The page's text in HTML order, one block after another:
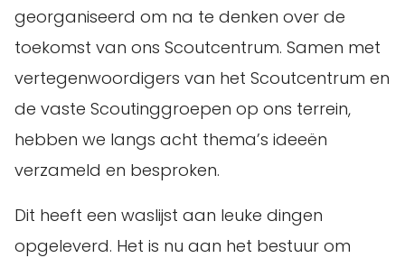
georganiseerd om na te denken over de
toekomst van ons Scoutcentrum. Samen met
vertegenwoordigers van het Scoutcentrum en
de vaste Scoutinggroepen op ons terrein,
hebben we langs acht thema’s ideeën
verzameld en besproken.
Dit heeft een waslijst aan leuke dingen
opgeleverd. Het is nu aan het bestuur om